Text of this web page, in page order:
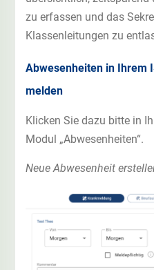
zu erfassen und das
Klassenleitungen zu
Abwesenheiten in Ihrem
melden
Klicken Sie dazu bitte in
Modul „Abwesenheiten“.
Neue Abwesenheit